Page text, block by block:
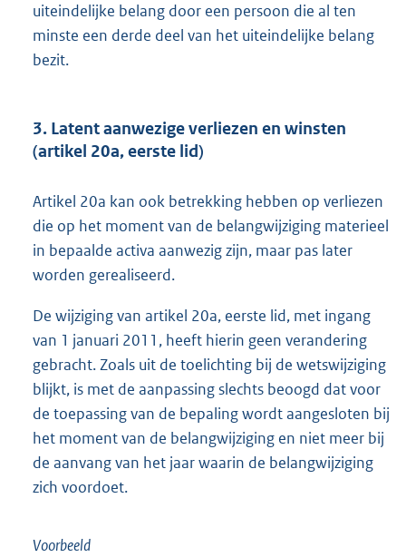
uiteindelijke belang door een persoon die al ten
minste een derde deel van het uiteindelijke belang
bezit.
3. Latent aanwezige verliezen en winsten
(artikel 20a, eerste lid)
Artikel 20a kan ook betrekking hebben op verliezen
die op het moment van de belangwijziging materieel
in bepaalde activa aanwezig zijn, maar pas later
worden gerealiseerd.
De wijziging van artikel 20a, eerste lid, met ingang
van 1 januari 2011, heeft hierin geen verandering
gebracht. Zoals uit de toelichting bij de wetswijziging
blijkt, is met de aanpassing slechts beoogd dat voor
de toepassing van de bepaling wordt aangesloten bij
het moment van de belangwijziging en niet meer bij
de aanvang van het jaar waarin de belangwijziging
zich voordoet.
Voorbeeld